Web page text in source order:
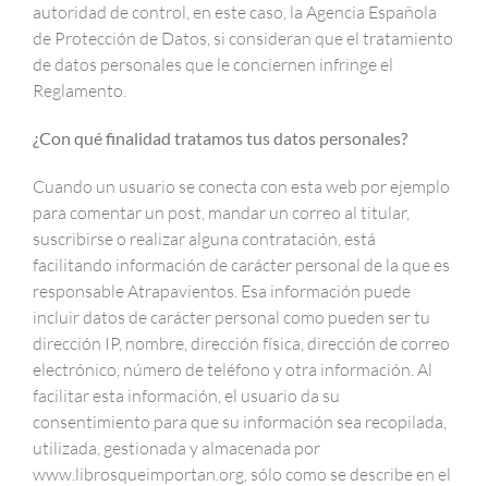
autoridad de control, en este caso, la Agencia Española
de Protección de Datos, si consideran que el tratamiento
de datos personales que le conciernen infringe el
Reglamento.
¿Con qué finalidad tratamos tus datos personales?
Cuando un usuario se conecta con esta web por ejemplo
para comentar un post, mandar un correo al titular,
suscribirse o realizar alguna contratación, está
facilitando información de carácter personal de la que es
responsable Atrapavientos. Esa información puede
incluir datos de carácter personal como pueden ser tu
dirección IP, nombre, dirección física, dirección de correo
electrónico, número de teléfono y otra información. Al
facilitar esta información, el usuario da su
consentimiento para que su información sea recopilada,
utilizada, gestionada y almacenada por
www.librosqueimportan.org, sólo como se describe en el